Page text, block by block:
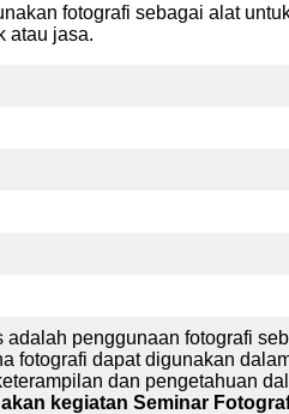
fotografi sebagai alat
atau jasa.
penggunaan fotografi
fotografi dapat digunakan
dan pengetahuan
kegiatan Seminar